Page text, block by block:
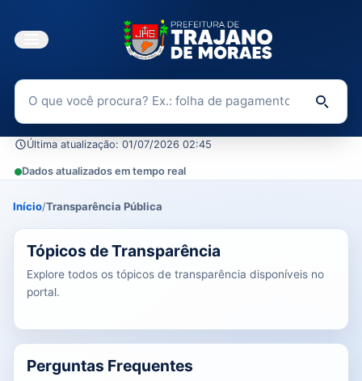
Buscar no Portal da Transparência
Última atualização: 01/07/2026 02:45
Dados atualizados em tempo real
Início/Transparência Pública
39 tópicos carregados do banco de dados.
Tópicos de Transparência
Explore todos os tópicos de transparência disponíveis no
portal.
Perguntas Frequentes